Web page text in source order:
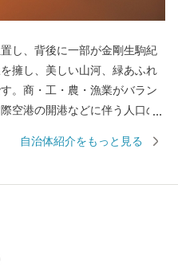
し、背後に一部が金剛生駒紀
擁し、美しい山河、緑あふれ
。商・工・農・漁業がバラン
空港の開港などに伴う人口の
旧国名和泉を冠したもので、
中通村、日根野村、長滝村、
、現在の市域が形成されていま
自治体紹介をもっと見る